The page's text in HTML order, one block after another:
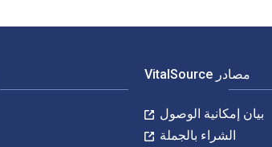
مصادر VitalSource
بيان إمكانية الوصول
الشراء بالجملة